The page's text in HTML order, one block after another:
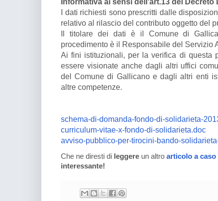
I dati richiesti sono prescritti dalle
relativo al rilascio del contributo oggetto del
Il titolare dei dati è il Comune di
procedimento è il Responsabile del Servizio
Ai fini istituzionali, per la verifica di questa
essere visionate anche dagli altri uffici
del Comune di Gallicano e dagli altri enti
altre competenze.
schema-di-domanda-fondo-di-solidarieta-
curriculum-vitae-x-fondo-di-solidarieta.doc
avviso-pubblico-per-tirocini-bando-
Che ne diresti di leggere un altro articolo a caso
interessante!